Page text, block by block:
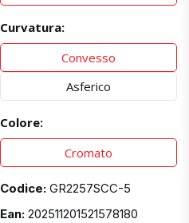
Curvatura:
Convesso
Asferico
Colore:
Cromato
Codice: GR2257SCC-5
Ean: 202511201521578180